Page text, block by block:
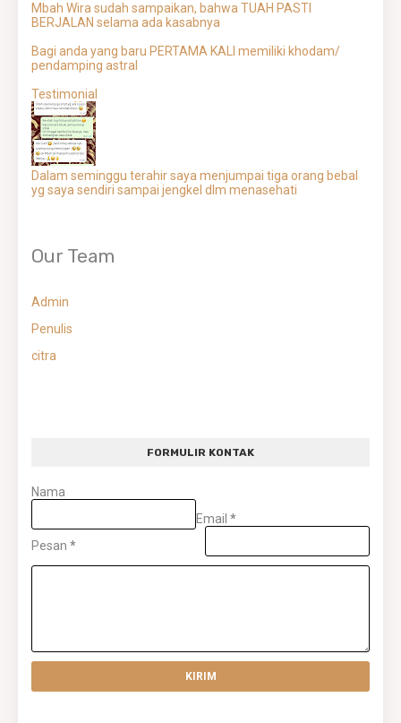
Mbah Wira sudah sampaikan, bahwa TUAH PASTI
BERJALAN selama ada kasabnya
Bagi anda yang baru PERTAMA KALI memiliki khodam/
pendamping astral
Testimonial
Dalam seminggu terahir saya menjumpai tiga orang bebal
yg saya sendiri sampai jengkel dlm menasehati
Our Team
Admin
Penulis
citra
FORMULIR KONTAK
Nama
Email *
Pesan *